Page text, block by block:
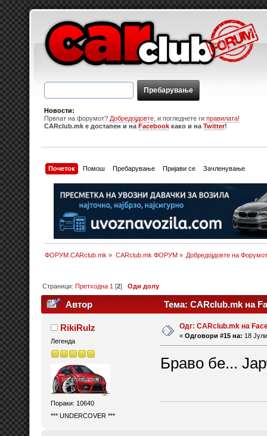
Новости:
Првпат на форумот? Добредојдовте , и погледнете ги правилата!
CARclub.mk е достапен и на Facebook како и на Twitter!
Почеток Помош Пребарување Пријави се Зачленување
ФОРУМ.CARclub.mk » CARclub.mk ФОРУМ» Добредојдовте на Форумот
Страници:Претходна 1 [2]Оди долу
Автор Тема: CARclub.mk на
RikiRulz
Легенда
Пораки: 10640
*** UNDERCOVER ***
Одг: CARclub.mk на
« Одговори #15 на: 18
Браво бе...